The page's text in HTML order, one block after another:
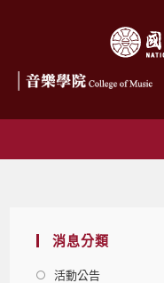
消息分類
活動公告